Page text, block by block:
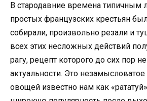
В стародавние времена типичным
простых французских крестьян
собирали, произвольно резали и
всех этих несложных действий
рагу, рецепт которого до сих пор
актуальности. Это незамысловатое
овощей известно нам как